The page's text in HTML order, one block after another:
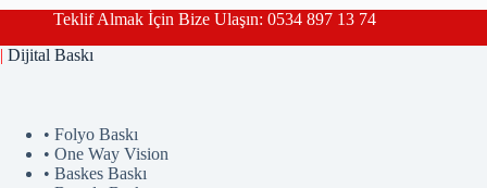
Teklif Almak İçin Bize Ulaşın: 0534 897 13 74
| Dijital Baskı
• Folyo Baskı
• One Way Vision
• Baskes Baskı